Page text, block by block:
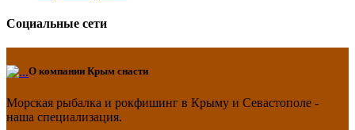
Социальные сети
О компании Крым снасти
Морская рыбалка и рокфишинг в Крыму и Севастополе -
наша специализация.